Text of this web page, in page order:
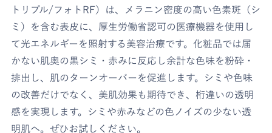
トリプル/フォトRF）は、メラニン密度の高い色素斑（シ
ミ）を含む表皮に、厚生労働省認可の医療機器を使用し
て光エネルギーを照射する美容治療です。化粧品では届
かない肌奥の黒シミ・赤みに反応し余計な色味を粉砕・
排出し、肌のターンオーバーを促進します。シミや色味
の改善だけでなく、美肌効果も期待でき、桁違いの透明
感を実現します。シミや赤みなどの色ノイズの少ない透
明肌へ。ぜひお試しください。